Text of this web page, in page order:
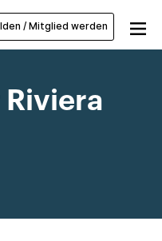
/ Mitglied werden
Riviera